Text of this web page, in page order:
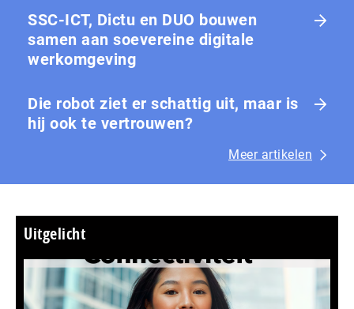
SSC-ICT, Dictu en DUO bouwen
samen aan soevereine digitale
werkomgeving
Die robot ziet er schattig uit, maar is
hij ook te vertrouwen?
Meer artikelen
Uitgelicht